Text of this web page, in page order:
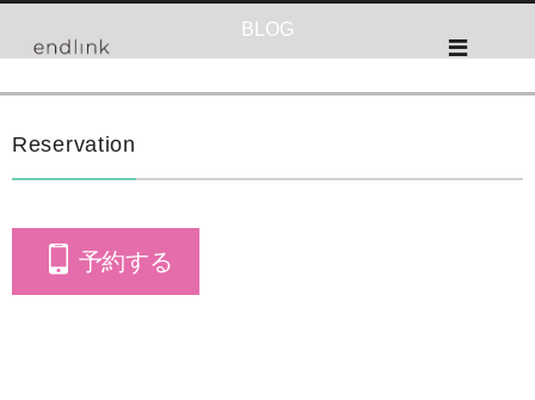
BLOG
Reservation
予約する